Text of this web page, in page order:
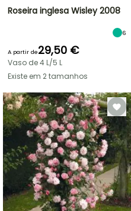
Roseira inglesa Wisley 2008
6
A partir de29,50 €
Vaso de 4 L/5 L
Existe em 2 tamanhos